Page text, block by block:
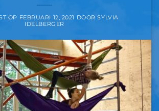
OP FEBRUARI 12, 2021 DOORSYLVIA
IDELBERGER